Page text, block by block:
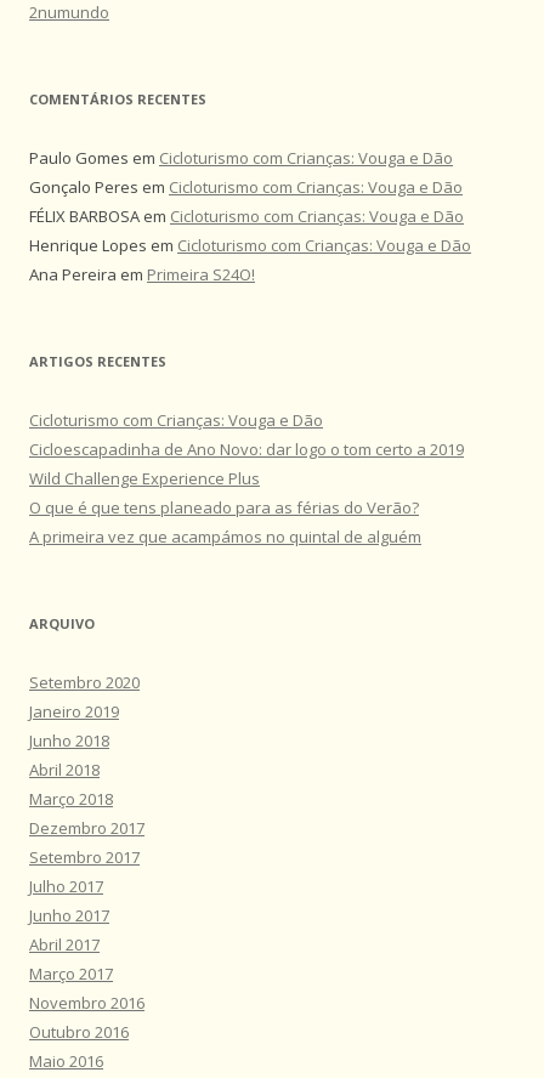
2numundo
COMENTÁRIOS RECENTES
Paulo Gomes em Cicloturismo com Crianças: Vouga e Dão
Gonçalo Peres em Cicloturismo com Crianças: Vouga e Dão
FÉLIX BARBOSA em Cicloturismo com Crianças: Vouga e Dão
Henrique Lopes em Cicloturismo com Crianças: Vouga e Dão
Ana Pereira em Primeira S24O!
ARTIGOS RECENTES
Cicloturismo com Crianças: Vouga e Dão
Cicloescapadinha de Ano Novo: dar logo o tom certo a 2019
Wild Challenge Experience Plus
O que é que tens planeado para as férias do Verão?
A primeira vez que acampámos no quintal de alguém
ARQUIVO
Setembro 2020
Janeiro 2019
Junho 2018
Abril 2018
Março 2018
Dezembro 2017
Setembro 2017
Julho 2017
Junho 2017
Abril 2017
Março 2017
Novembro 2016
Outubro 2016
Maio 2016